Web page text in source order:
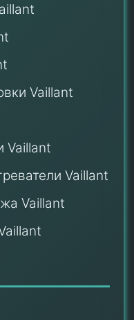
Vaillant
Vaillant
Vaillant
Vaillant